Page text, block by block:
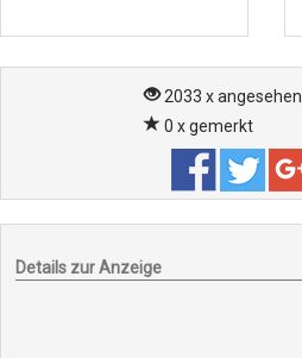
2033 x angesehen
0 x gemerkt
Details zur Anzeige